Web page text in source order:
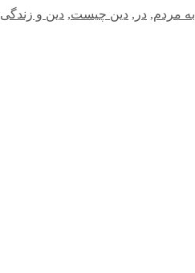
به مردم, در , دین چیست, دین و زندگی